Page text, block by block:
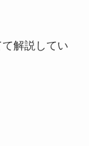
解説してい